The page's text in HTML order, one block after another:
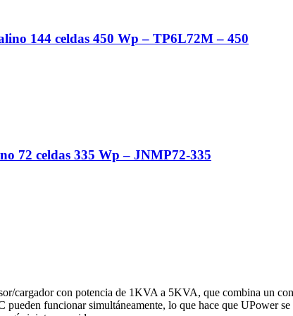
144 celdas 450 Wp – TP6L72M – 450
72 celdas 335 Wp – JNMP72-335
cargador con potencia de 1KVA a 5KVA, que combina un
funcionar simultáneamente, lo que hace que UPower